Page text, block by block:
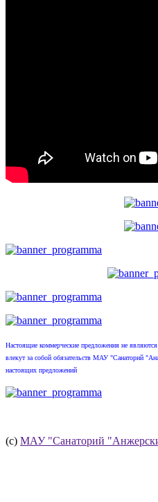
Настоящие коммерческие предложения не
влекут за собой обязательств МАУ "Санаторий
настоящих предложений
(с) МАУ "Санаторий